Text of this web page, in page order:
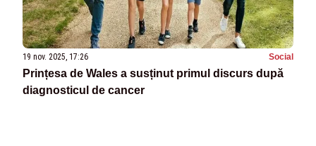
19 nov. 2025, 17:26 Social
Prințesa de Wales a susținut primul discurs după
diagnosticul de cancer